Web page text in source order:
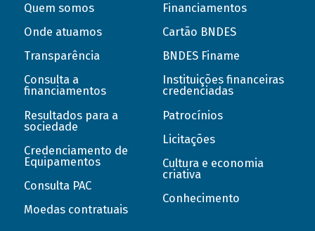
Quem somos
Onde atuamos
Transparência
Consulta a
financiamentos
Resultados para a
sociedade
Credenciamento de
Equipamentos
Consulta PAC
Moedas contratuais
Financiamentos
Cartão BNDES
BNDES Finame
Instituições financeiras
credenciadas
Patrocínios
Licitações
Cultura e economia
criativa
Conhecimento